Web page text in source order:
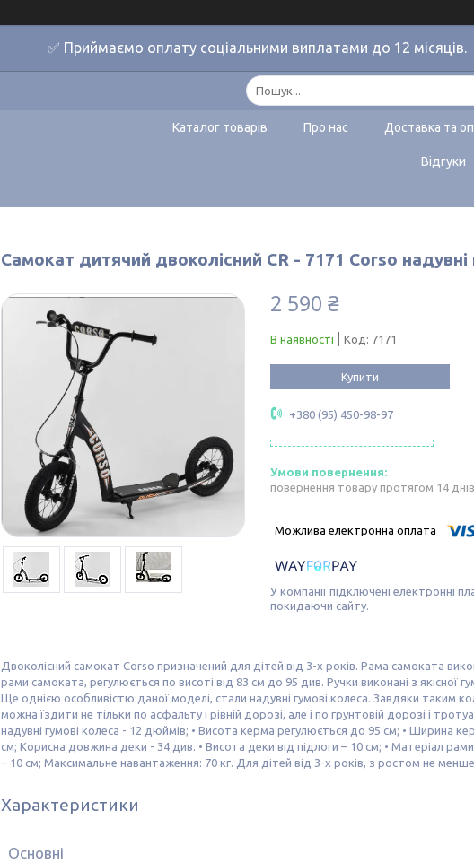
✅ Приймаємо оплату соціальними виплатами до 12 місяців.
Каталог товарів Про нас Доставка та
Відгуки
Самокат дитячий двоколісний CR - 7171 Corso надувні
2 590 ₴
В наявності Код: 7171
Купити
+380 (95) 450-98-97
повернення товару протягом 14 днів
У компанії підключені електронні
покидаючи сайту.
Двоколісний самокат Corso призначений для дітей від 3-х років. Рама самоката
рами самоката, регулюється по висоті від 83 см до 95 див. Ручки виконані з якісної
Ще однією особливістю даної моделі, стали надувні гумові колеса. Завдяки таким
можна їздити не тільки по асфальту і рівній дорозі, але і по грунтовій дорозі і
надувні гумові колеса - 12 дюймів; • Висота керма регулюється до 95 см; • Ширина
см; Корисна довжина деки - 34 див. • Висота деки від підлоги – 10 см; • Матеріал
– 10 см; Максимальне навантаження: 70 кг. Для дітей від 3-х років, з ростом не
Характеристики
Основні